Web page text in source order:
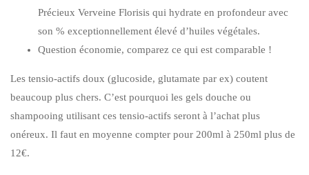
Précieux Verveine Florisis qui hydrate en profondeur avec
son % exceptionnellement élevé d’huiles végétales.
Question économie, comparez ce qui est comparable !
Les tensio-actifs doux (glucoside, glutamate par ex) coutent
beaucoup plus chers. C’est pourquoi les gels douche ou
shampooing utilisant ces tensio-actifs seront à l’achat plus
onéreux. Il faut en moyenne compter pour 200ml à 250ml plus de
12€.